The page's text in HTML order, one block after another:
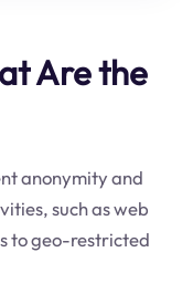
Are the
anonymity and
such as web
to geo-restricted